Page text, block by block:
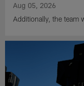
Aug 05, 2026
Additionally, the team